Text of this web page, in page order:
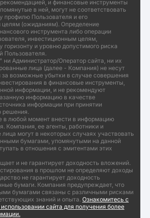
и финансовые инструменты
в ней, могут не соответствовать
профилю Пользователя и его
целям (ожиданиям). Определение
инструмента либо операции
инвестиционным целям,
горизонту и уровню допустимого риска
Пользователя.
Администратор/Оператор сайта, ни их
лица (далее - Компания) не несут
за возможные убытки в случае совершения
в финансовые инструменты,
информации, и не рекомендуют
информацию в качестве
информации при принятии
решения.
в любой момент внести в информацию
Компания, ее агенты, работники и
могут в некоторых случаях участвовать
бумагами, упомянутыми на данной
в отношения с эмитентами этих
и не гарантирует доходность вложений.
в прошлом не определяют доходы
не гарантирует доходность
бумаги. Компания предупреждает, что
бумагами связаны с различными рисками
знаний и опыта. Ознакомитесь с
сайта для получения более